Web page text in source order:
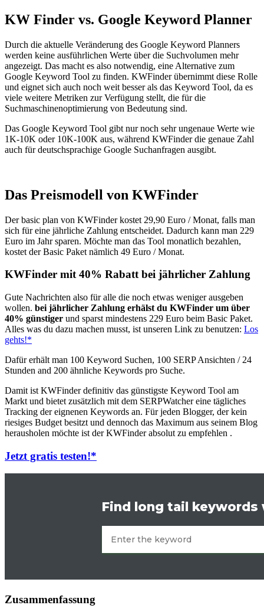
KW Finder vs. Google Keyword Planner
Durch die aktuelle Veränderung des Google Keyword Planners
werden keine ausführlichen Werte über die Suchvolumen mehr
angezeigt. Das macht es also notwendig, eine Alternative zum
Google Keyword Tool zu finden. KWFinder übernimmt diese Rolle
und eignet sich auch noch weit besser als das Keyword Tool, da es
viele weitere Metriken zur Verfügung stellt, die für die
Suchmaschinenoptimierung von Bedeutung sind.
Das Google Keyword Tool gibt nur noch sehr ungenaue Werte wie
1K-10K oder 10K-100K aus, während KWFinder die genaue Zahl
auch für deutschsprachige Google Suchanfragen ausgibt.
Das Preismodell von KWFinder
Der basic plan von KWFinder kostet 29,90 Euro / Monat, falls man
sich für eine jährliche Zahlung entscheidet. Dadurch kann man 229
Euro im Jahr sparen. Möchte man das Tool monatlich bezahlen,
kostet der Basic Paket nämlich 49 Euro / Monat.
KWFinder mit 40% Rabatt bei jährlicher Zahlung
Gute Nachrichten also für alle die noch etwas weniger ausgeben
wollen. bei jährlicher Zahlung erhälst du KWFinder um über
40% günstiger und sparst mindestens 229 Euro beim Basic Paket.
Alles was du dazu machen musst, ist unseren Link zu benutzen: Los
gehts!*
Dafür erhält man 100 Keyword Suchen, 100 SERP Ansichten / 24
Stunden and 200 ähnliche Keywords pro Suche.
Damit ist KWFinder definitiv das günstigste Keyword Tool am
Markt und bietet zusätzlich mit dem SERPWatcher eine tägliches
Tracking der eignenen Keywords an. Für jeden Blogger, der kein
riesiges Budget besitzt und dennoch das Maximum aus seinem Blog
herausholen möchte ist der KWFinder absolut zu empfehlen .
Jetzt gratis testen!*
Zusammenfassung